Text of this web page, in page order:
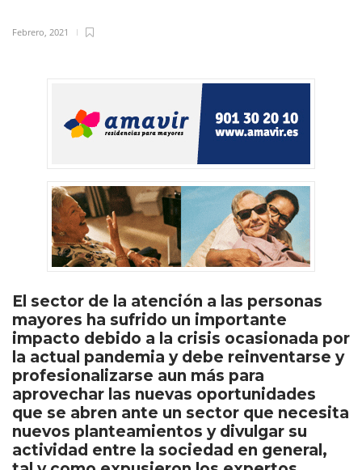
Febrero, 2021
El sector de la atención a las personas
mayores ha sufrido un importante
impacto debido a la crisis ocasionada por
la actual pandemia y debe reinventarse y
profesionalizarse aun más para
aprovechar las nuevas oportunidades
que se abren ante un sector que necesita
nuevos planteamientos y divulgar su
actividad entre la sociedad en general,